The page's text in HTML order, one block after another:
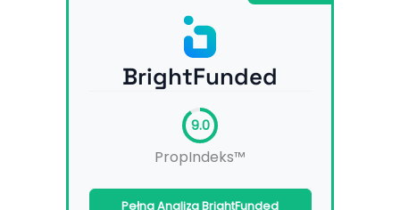
BrightFunded
9.0
PropIndeks™
Pełna Analiza BrightFunded